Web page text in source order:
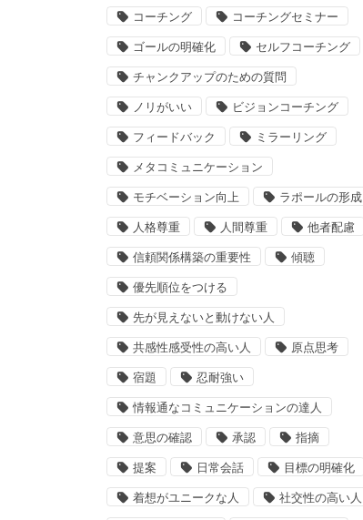
コーチング コーチングセミナー
ゴールの明確化 セルフコーチング
チャンクアップのための質問
ノリがいい ビジョンコーチング
フィードバック ミラーリング
メタコミュニケーション
モチベーション向上 ラポールの形成
人格尊重 人間尊重 他者配慮
信頼関係構築の重要性 傾聴
優先順位をつける
先が見えないと動けない人
共感性感受性の高い人 原点思考
宿題 忍耐強い
情報通なコミュニケーションの達人
意思の確認 承認 指摘
提案 日常会話 目標の明確化
着想がユニークな人 社交性の高い人